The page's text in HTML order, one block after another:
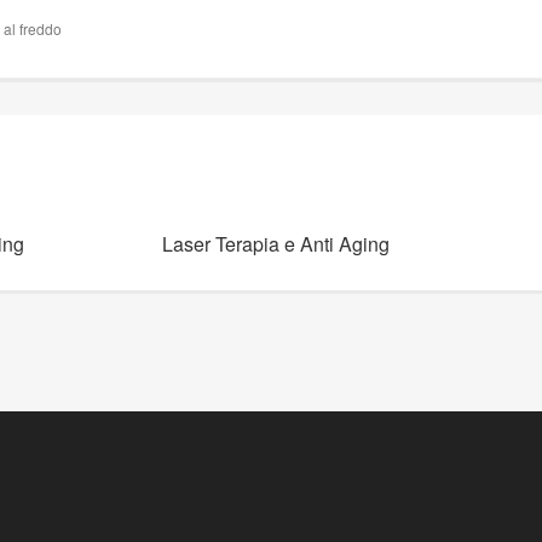
freddo
Laser Terapia e Anti Aging